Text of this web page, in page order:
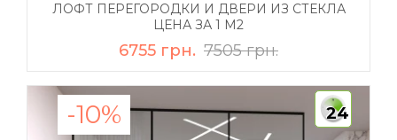
ЛОФТ ПЕРЕГОРОДКИ И ДВЕРИ ИЗ СТЕКЛА
ЦЕНА ЗА 1 М2
6755 грн. 7505 грн.
-10% 24